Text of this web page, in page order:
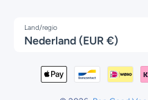
Land/regio
Nederland (EUR €)